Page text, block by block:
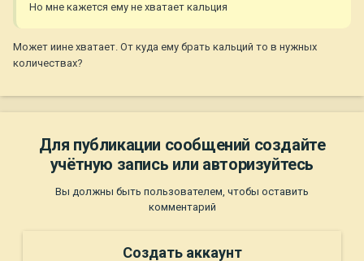
Но мне кажется ему не хватает кальция
Может иине хватает. От куда ему брать кальций то в нужных
количествах?
Для публикации сообщений создайте
учётную запись или авторизуйтесь
Вы должны быть пользователем, чтобы оставить
комментарий
Создать аккаунт